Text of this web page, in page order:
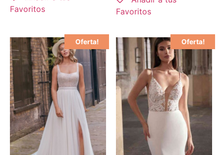
Favoritos
Favoritos
Oferta! Oferta!